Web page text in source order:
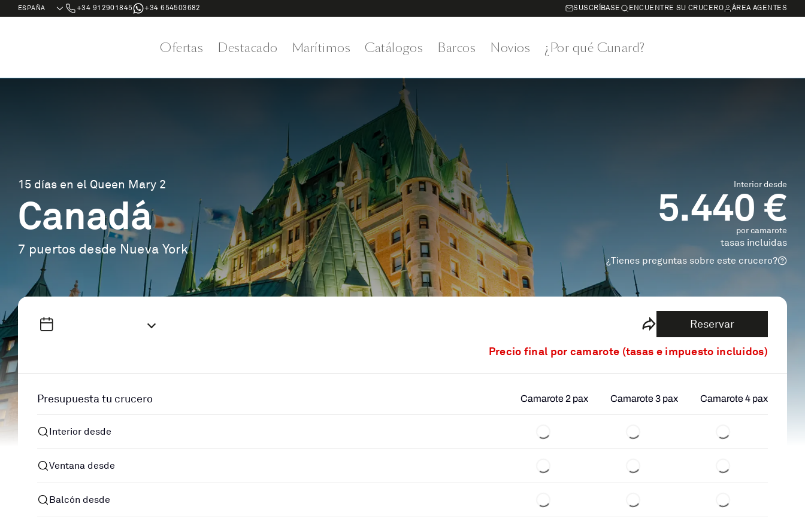
+34 912901845 +34 654503682 SUSCRÍBASE ENCUENTRE SU CRUCERO ÁREA AGENTES
Ofertas Destacado Marítimos Catálogos Barcos Novios ¿Por qué Cunard?
15 días en el Queen Mary 2
Canadá
7 puertos desde Nueva York
Interior desde
5.440 €
por camarote
tasas incluidas
¿Tienes preguntas sobre este crucero?
Reservar
Precio final por camarote (tasas e impuesto incluidos)
Presupuesta tu crucero Camarote 2 pax Camarote 3 pax Camarote 4 pax
Interior desde
Ventana desde
Balcón desde